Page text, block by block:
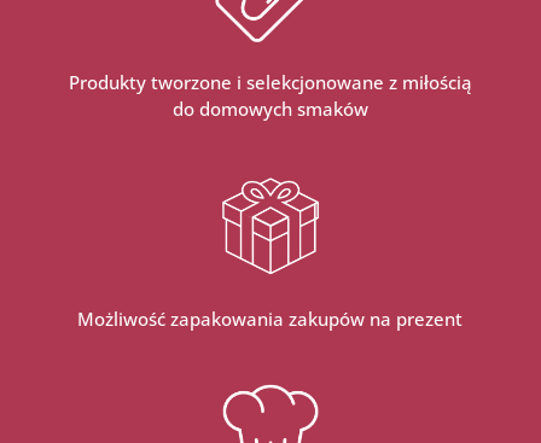
Produkty tworzone i selekcjonowane z miłością
do domowych smaków
Możliwość zapakowania zakupów na prezent